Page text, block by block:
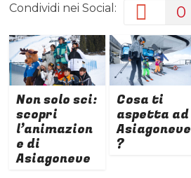
Condividi nei Social: 0
Non solo sci:
scopri
l’animazion
e di
Asiagoneve
Cosa ti
aspetta ad
Asiagoneve
?